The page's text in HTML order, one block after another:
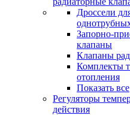
Дроссели
Запорно-
клапаны
Клапаны
Комплекты
отопления
Показать все
Регуляторы
действия